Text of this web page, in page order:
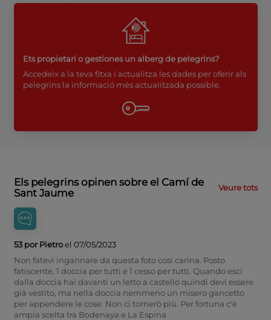
Ets propietari o gestiones un alberg de pelegrins?
Accedeix a la teva fitxa i actualitza les dades per oferir als
pelegrins la informació més actualitzada possible.
Els pelegrins opinen sobre el Camí de
Sant Jaume
Veure tots
53 por Pietroel 07/05/2023
Non fatevi ingannare da questa foto così carina. Posto
fatiscente, 1 doccia per tutti e 1 cesso per tutti. Quando esci
dalla doccia hai davanti un letto a castello quindi devi essere
già vestito, ma nella doccia nemmeno un misero gancetto
per appendere le cose. Non ci tornerò più. Per fortuna c'è
ampia scelta tra Bodenaya e La Espina